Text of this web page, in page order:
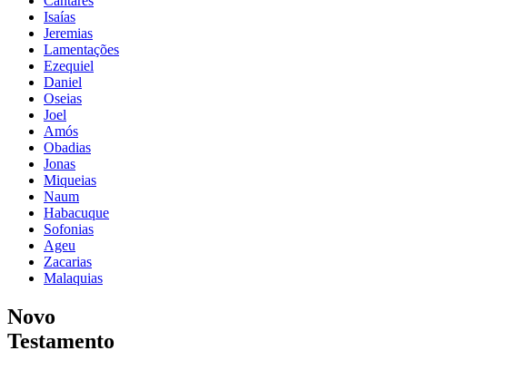
Isaías
Jeremias
Lamentações
Ezequiel
Daniel
Oseias
Joel
Amós
Obadias
Jonas
Miqueias
Naum
Habacuque
Sofonias
Ageu
Zacarias
Malaquias
Novo
Testamento